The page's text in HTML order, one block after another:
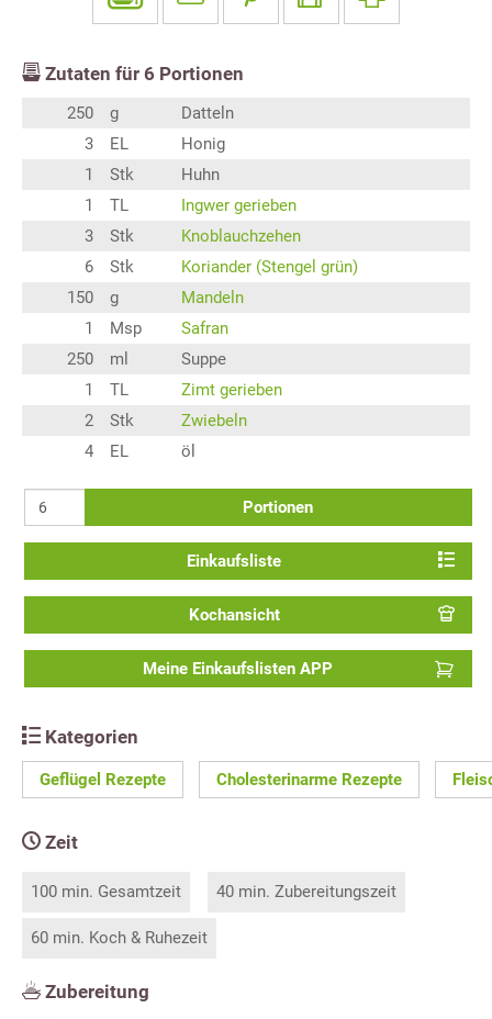
Zutaten für 6 Portionen
250 g
Datteln
3
EL
Honig
1
Stk
Huhn
1
TL
Ingwer gerieben
3
Stk
Knoblauchzehen
6
Stk
Koriander (Stengel grün)
150
g
Mandeln
1
Msp
Safran
250
ml
Suppe
1
TL
Zimt gerieben
2
Stk
Zwiebeln
4
EL öl
Portionen
Einkaufsliste
Kochansicht
Meine Einkaufslisten APP
Kategorien
Geflügel Rezepte Cholesterinarme Rezepte
Zeit
100 min. Gesamtzeit 40 min. Zubereitungszeit
60 min. Koch & Ruhezeit
Zubereitung